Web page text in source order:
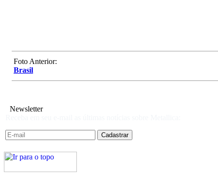
Foto Anterior:
Brasil
Newsletter